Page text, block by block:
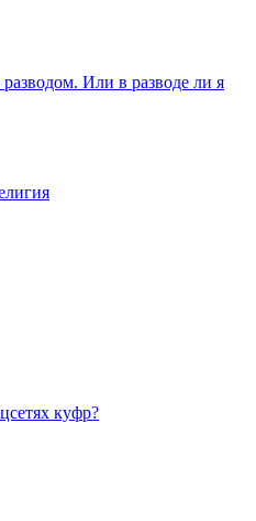
разводом. Или в разводе ли я
куфр?